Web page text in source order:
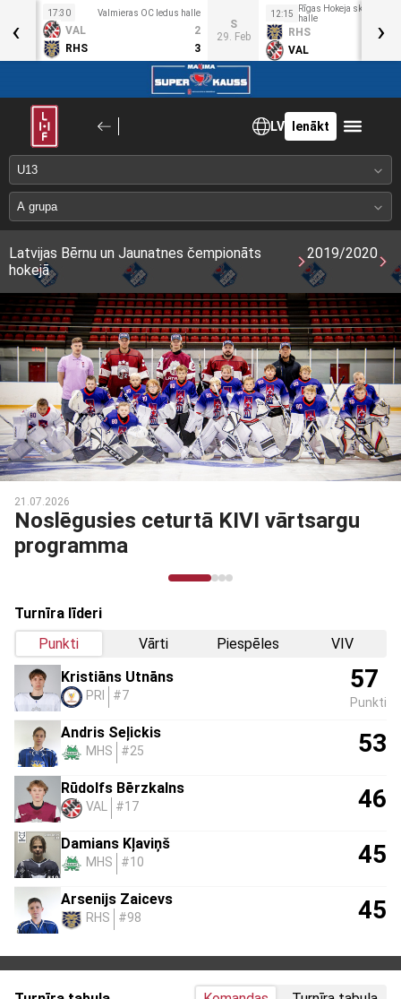
Feb
17:30 Valmieras OC ledus halle
VAL
2
RHS
3
S
29. Feb
12:15
Rīgas Hokeja skolas
halle
RHS
VAL
‹ ›
LV Ienākt
Latvijas Bērnu un Jaunatnes čempionāts
hokejā
2019/2020
21.07.2026
Noslēgusies ceturtā KIVI vārtsargu
programma
Turnīra līderi
Punkti
Vārti Piespēles
VIV
Kristiāns Utnāns
PRI #7
57
Punkti
Andris Seļickis
MHS #25 53
Rūdolfs Bērzkalns
VAL #17 46
Damians Kļaviņš
MHS #10 45
Arsenijs Zaicevs
RHS #98 45